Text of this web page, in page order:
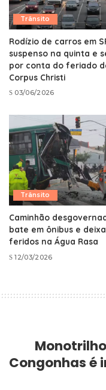
Trânsito
Rodízio de carros em
suspenso na quinta e
por conta do feriado
Corpus Christi
03/06/2026
Trânsito
Caminhão
bate em ônibus e
feridos na Água Rasa
12/03/2026
Congonhas é